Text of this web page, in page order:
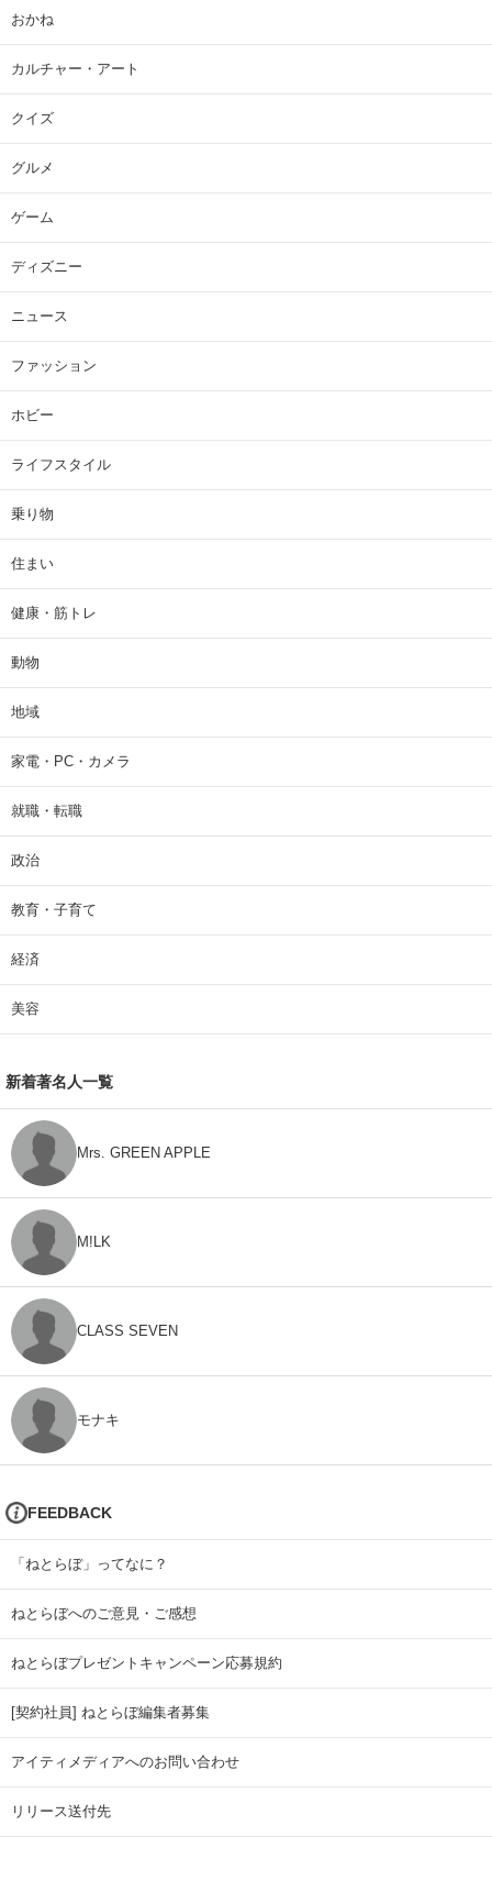
おかね
カルチャー・アート
クイズ
グルメ
ゲーム
ディズニー
ニュース
ファッション
ホビー
ライフスタイル
乗り物
住まい
健康・筋トレ
動物
地域
家電・PC・カメラ
就職・転職
政治
教育・子育て
経済
美容
新着著名人一覧
Mrs. GREEN APPLE
M!LK
CLASS SEVEN
モナキ
FEEDBACK
「ねとらぼ」ってなに？
ねとらぼへのご意見・ご感想
ねとらぼプレゼントキャンペーン応募規約
[契約社員] ねとらぼ編集者募集
アイティメディアへのお問い合わせ
リリース送付先